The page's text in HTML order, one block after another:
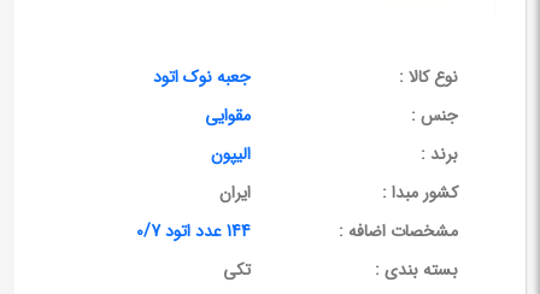
نوع کالا :
جعبه نوک اتود
جنس :
مقوایی
برند :
الیپون
کشور مبدا :
ایران
مشخصات اضافه :
144 عدد اتود 0/7
بسته بندی :
تکی